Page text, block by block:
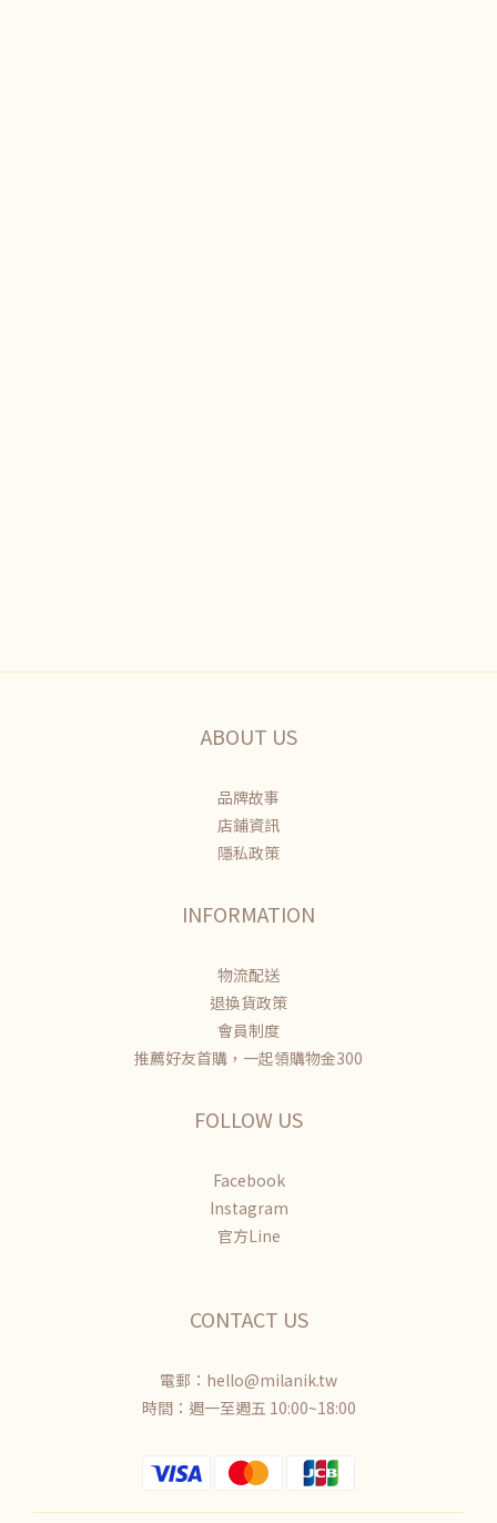
ABOUT US
品牌故事
店鋪資訊
隱私政策
INFORMATION
物流配送
退換貨政策
會員制度
推薦好友首購，一起領購物金300
FOLLOW US
Facebook
Instagram
官方Line
CONTACT US
電郵：hello@milanik.tw
時間：週一至週五 10:00~18:00